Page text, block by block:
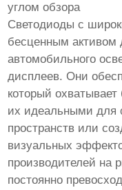
углом обзора
Светодиоды с
бесценным активом
автомобильного
дисплеев. Они
который
их идеальными для
пространств или
визуальных
производителей на
постоянно